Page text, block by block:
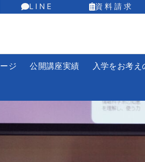
L I N E 資 料 請 求
ジ 公開講座実績 入学をお考え